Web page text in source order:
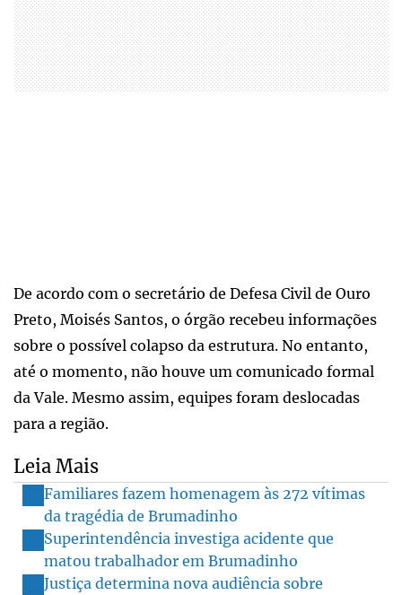
De acordo com o secretário de Defesa Civil de Ouro
Preto, Moisés Santos, o órgão recebeu informações
sobre o possível colapso da estrutura. No entanto,
até o momento, não houve um comunicado formal
da Vale. Mesmo assim, equipes foram deslocadas
para a região.
Leia Mais
Familiares fazem homenagem às 272 vítimas
da tragédia de Brumadinho
Superintendência investiga acidente que
matou trabalhador em Brumadinho
Justiça determina nova audiência sobre